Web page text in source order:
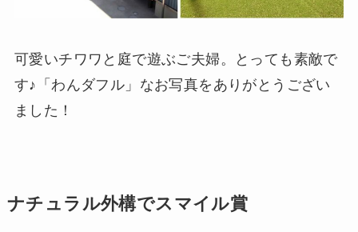
可愛いチワワと庭で遊ぶご夫婦。とっても素敵で
す♪「わんダフル」なお写真をありがとうござい
ました！
ナチュラル外構でスマイル賞